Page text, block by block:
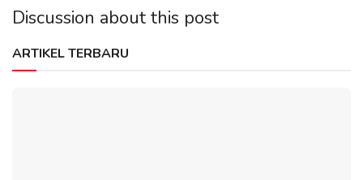
Discussion about this post
ARTIKEL TERBARU